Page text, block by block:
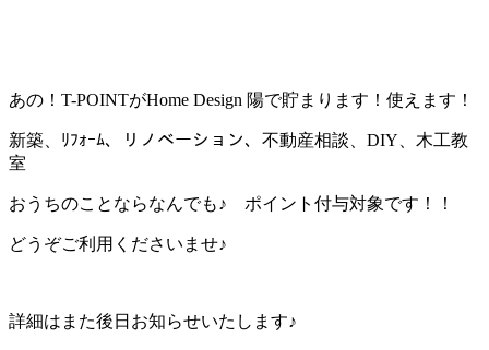
あの！T-POINTがHome Design 陽で貯まります！使えます！
新築、ﾘﾌｫｰﾑ、リノベーション、不動産相談、DIY、木工教
室
おうちのことならなんでも♪ ポイント付与対象です！！
どうぞご利用くださいませ♪
詳細はまた後日お知らせいたします♪